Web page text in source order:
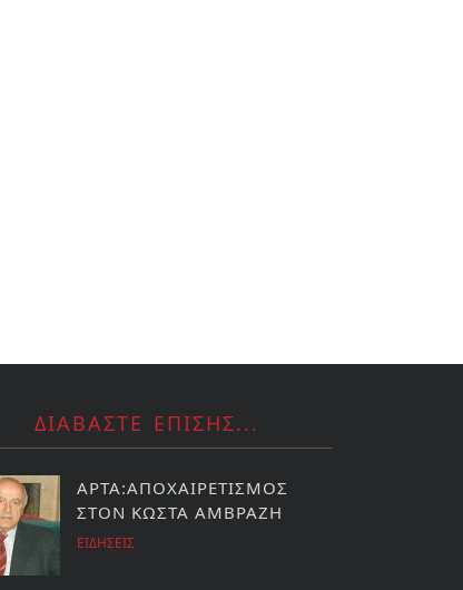
ΔΙΑΒΑΣΤΕ ΕΠΙΣΗΣ...
ΑΡΤΑ:ΑΠΟΧΑΙΡΕΤΙΣΜΟΣ
ΣΤΟΝ ΚΩΣΤΑ ΑΜΒΡΑΖΗ
ΕΙΔΗΣΕΙΣ